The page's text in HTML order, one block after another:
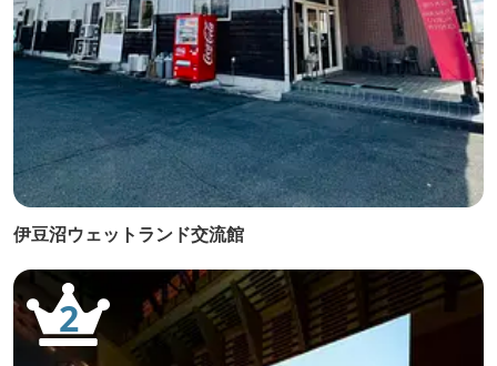
伊豆沼ウェットランド交流館
2